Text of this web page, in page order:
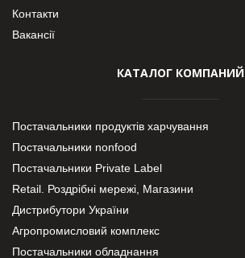
Контакти
Вакансії
КАТАЛОГ КОМПАНИЙ
Постачальники продуктів харчування
Постачальники nonfood
Постачальники Private Label
Retail. Роздрібні мережі, Магазини
Дистрибутори України
Агропромисловий комплекс
Постачальники обладнання